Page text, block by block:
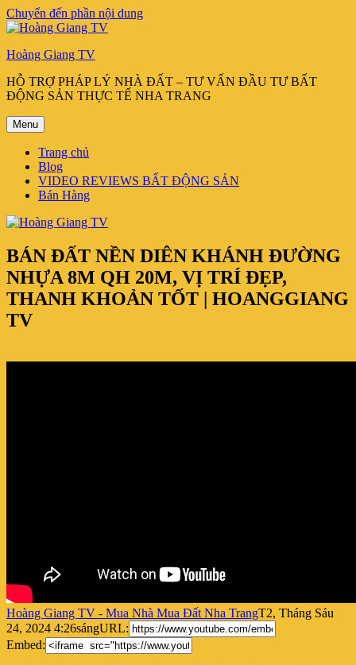
Chuyển đến phần nội dung
Hoàng Giang TV
HỖ TRỢ PHÁP LÝ NHÀ ĐẤT – TƯ VẤN ĐẦU TƯ BẤT
ĐỘNG SẢN THỰC TẾ NHA TRANG
Menu
Trang chủ
Blog
VIDEO REVIEWS BẤT ĐỘNG SẢN
Bán Hàng
BÁN ĐẤT NỀN DIÊN KHÁNH ĐƯỜNG
NHỰA 8M QH 20M, VỊ TRÍ ĐẸP,
THANH KHOẢN TỐT | HOANGGIANG
TV
Hoàng Giang TV - Mua Nhà Mua Đất Nha TrangT2, Tháng Sáu
24, 2024 4:26sángURL:
Embed: